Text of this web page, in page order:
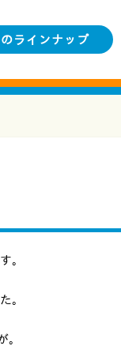
ラインナップ
。
。